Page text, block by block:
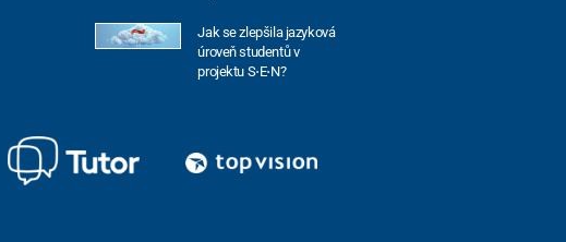
Jak se zlepšila jazyková
úroveň studentů v
projektu S⋅E⋅N?